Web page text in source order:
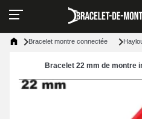
Bracelet montre connectée
Bracelet 22 mm de montre